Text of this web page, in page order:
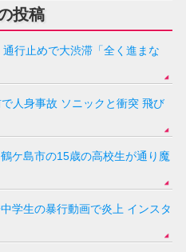
投稿
行止めで大渋滞「全く進まな
人身事故 ソニックと衝突 飛び
ケ島市の15歳の高校生が通り魔
学生の暴行動画で炎上 インスタ